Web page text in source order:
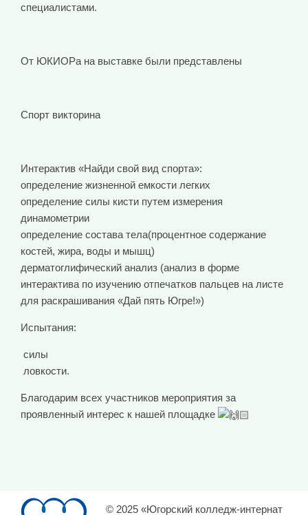
специалистами.
От ЮКИОРа на выставке были представлены
Спорт викторина
Интерактив «Найди свой вид спорта»:
определение жизненной емкости легких
определение силы кисти путем измерения
динамометрии
определение состава тела(процентное содержание
костей, жира, воды и мышц)
дерматоглифический анализ (анализ в форме
интерактива по изучению отпечатков пальцев на листе
для раскрашивания «Дай пять Югре!»)
Испытания:
силы
ловкости.
Благодарим всех участников мероприятия за
проявленный интерес к нашей площадке
© 2025 «Югорский колледж-интернат